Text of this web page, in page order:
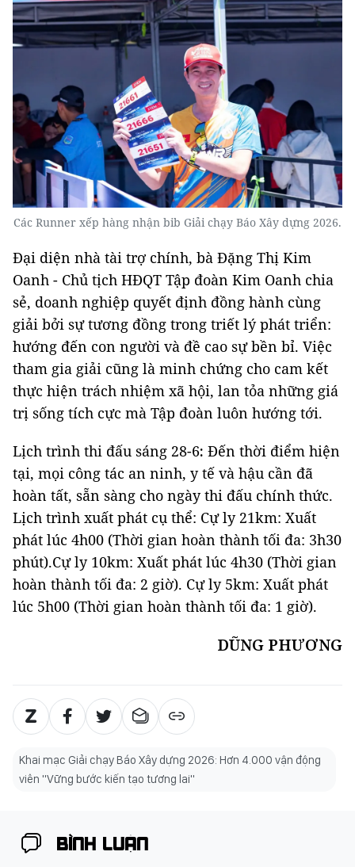
Các Runner xếp hàng nhận bib Giải chạy Báo Xây dựng 2026.
Đại diện nhà tài trợ chính, bà Đặng Thị Kim
Oanh - Chủ tịch HĐQT Tập đoàn Kim Oanh chia
sẻ, doanh nghiệp quyết định đồng hành cùng
giải bởi sự tương đồng trong triết lý phát triển:
hướng đến con người và đề cao sự bền bỉ. Việc
tham gia giải cũng là minh chứng cho cam kết
thực hiện trách nhiệm xã hội, lan tỏa những giá
trị sống tích cực mà Tập đoàn luôn hướng tới.
Lịch trình thi đấu sáng 28-6: Đến thời điểm hiện
tại, mọi công tác an ninh, y tế và hậu cần đã
hoàn tất, sẵn sàng cho ngày thi đấu chính thức.
Lịch trình xuất phát cụ thể: Cự ly 21km: Xuất
phát lúc 4h00 (Thời gian hoàn thành tối đa: 3h30
phút).Cự ly 10km: Xuất phát lúc 4h30 (Thời gian
hoàn thành tối đa: 2 giờ). Cự ly 5km: Xuất phát
lúc 5h00 (Thời gian hoàn thành tối đa: 1 giờ).
DŨNG PHƯƠNG
Khai mạc Giải chạy Báo Xây dựng 2026: Hơn 4.000 vận động
viên "Vững bước kiến tạo tương lai"
BÌNH LUẬN